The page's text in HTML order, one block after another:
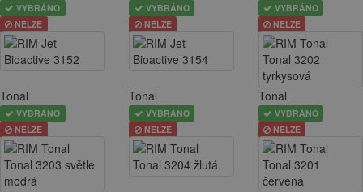
VYBRÁNO
NELZE
VYBRÁNO
NELZE
VYBRÁNO
NELZE
Tonal
VYBRÁNO
NELZE
Tonal
VYBRÁNO
NELZE
Tonal
VYBRÁNO
NELZE